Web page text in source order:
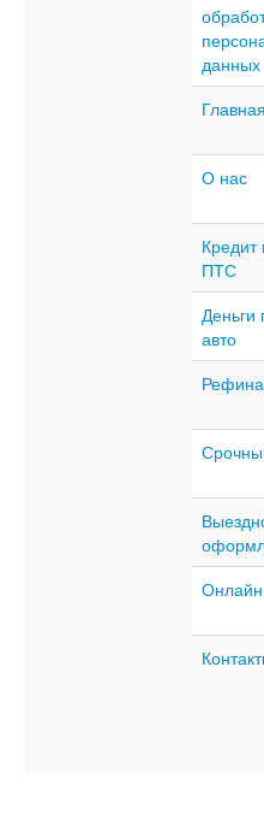
данных
Главная
О нас
Кредит
ПТС
Деньги
авто
Онлайн